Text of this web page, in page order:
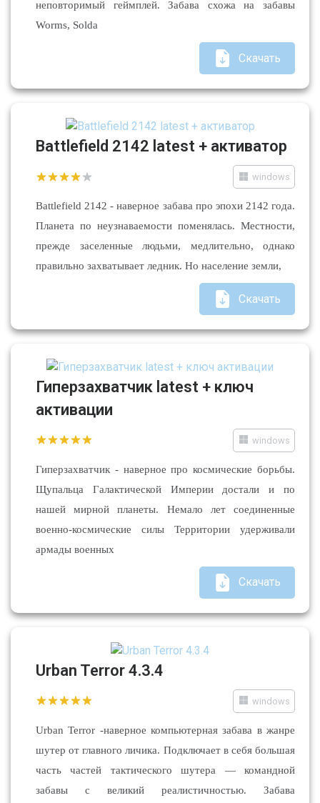
неповторимый геймплей. Забава схожа на забавы
Worms, Solda
Скачать
Battlefield 2142 latest + активатор
windows
Battlefield 2142 - наверное забава про эпохи 2142 года.
Планета по неузнаваемости поменялась. Местности,
прежде заселенные людьми, медлительно, однако
правильно захватывает ледник. Но население земли,
Скачать
Гиперзахватчик latest + ключ
активации
windows
Гиперзахватчик - наверное про космические борьбы.
Щупальца Галактической Империи достали и по
нашей мирной планеты. Немало лет соединенные
военно-космические силы Территории удерживали
армады военных
Скачать
Urban Terror 4.3.4
windows
Urban Terror -наверное компьютерная забава в жанре
шутер от главного личика. Подключает в себя большая
часть частей тактического шутера — командной
забавы с великий реалистичностью. Забава